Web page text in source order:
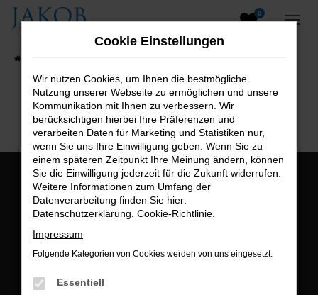
Zum
0
B2B-Shop
Öffnungszeiten:
Montag bis Freitag:
Postadresse:
Cookie Einstellungen
Wir nutzen Cookies, um Ihnen die bestmögliche
Nutzung unserer Webseite zu ermöglichen und unsere
Kommunikation mit Ihnen zu verbessern. Wir
berücksichtigen hierbei Ihre Präferenzen und
verarbeiten Daten für Marketing und Statistiken nur,
wenn Sie uns Ihre Einwilligung geben. Wenn Sie zu
einem späteren Zeitpunkt Ihre Meinung ändern, können
Sie die Einwilligung jederzeit für die Zukunft widerrufen.
Weitere Informationen zum Umfang der
Datenverarbeitung finden Sie hier:
Datenschutzerklärung Cookie-Richtlinie
Impressum
Folgende Kategorien von Cookies werden von uns eingesetzt:
Essentiell